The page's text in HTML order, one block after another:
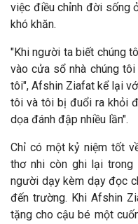
việc điều chỉnh đời sống
khó khăn.
"Khi người ta biết chúng
vào cửa sổ nhà chúng
tôi", Afshin Ziafat kể lại
tôi và tôi bị đuổi ra khỏi
dọa đánh đập nhiều lần".
Chỉ có một kỷ niệm tốt
thơ nhi còn ghi lại trong
người dạy kèm dạy đọc
đến trường. Khi Afshin
tặng cho cậu bé một